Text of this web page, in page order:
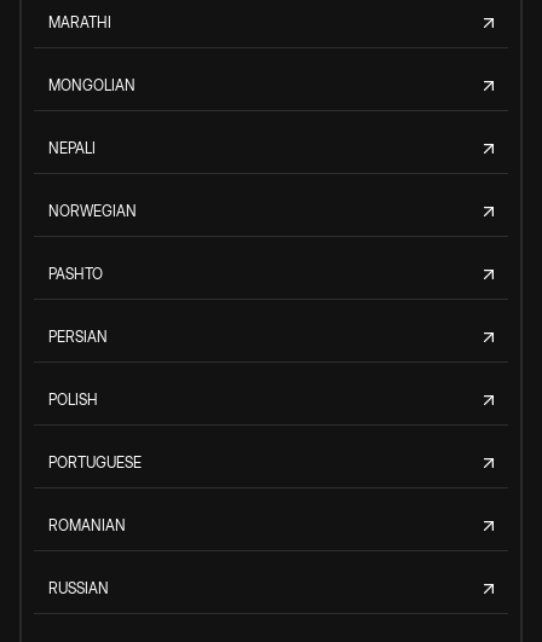
MARATHI
MONGOLIAN
NEPALI
NORWEGIAN
PASHTO
PERSIAN
POLISH
PORTUGUESE
ROMANIAN
RUSSIAN